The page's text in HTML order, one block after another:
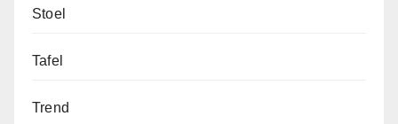
Stoel
Tafel
Trend